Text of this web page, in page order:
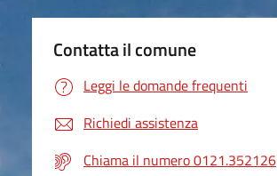
Contatta il comune
Leggi le domande frequenti
Richiedi assistenza
Chiama il numero 0121.352126